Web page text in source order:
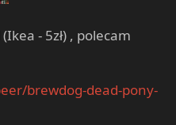
- 5zł) , polecam
brewdog-dead-pony-